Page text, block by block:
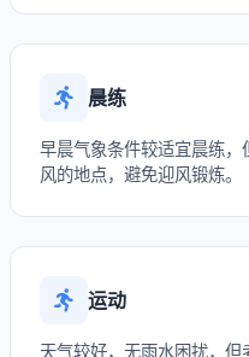
晨练
早晨气象条件较适宜晨练
风的地点，避免迎风锻炼。
运动
天气较好，无雨水困扰，